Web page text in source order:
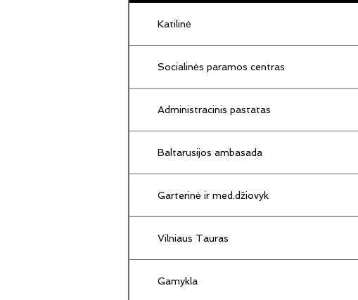
Katilinė
Socialinės paramos centras
Administracinis pastatas
Baltarusijos ambasada
Garterinė ir med.džiovyk
Vilniaus Tauras
Gamykla